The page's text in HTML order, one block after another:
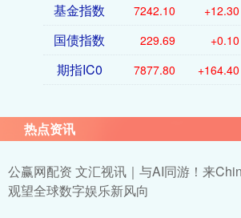
基金指数 7242.10 +12.30
国债指数 229.69 +0.10
期指IC0 7877.80 +164.40
热点资讯
公赢网配资 文汇视讯｜与AI同游！来
观望全球数字娱乐新风向